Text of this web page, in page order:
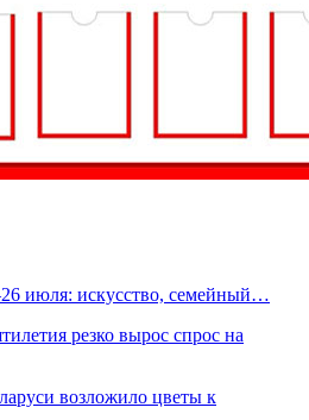
июля: искусство, семейный…
резко вырос спрос на
возложило цветы к